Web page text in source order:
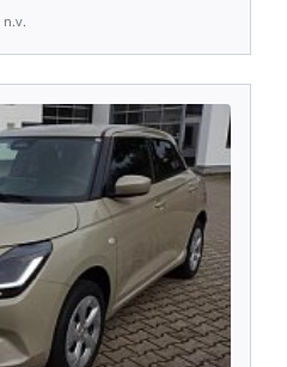
n.v.